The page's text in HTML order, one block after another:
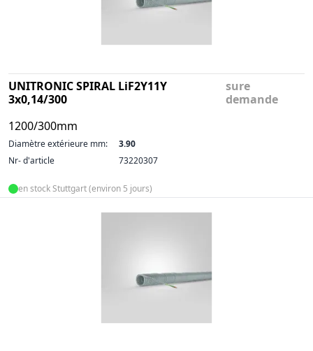
UNITRONIC SPIRAL LiF2Y11Y
3x0,14/300
1200/300mm
sure
demande
Diamètre extérieure mm:
3.90
Nr- d'article
73220307
en stock Stuttgart (environ 5 jours)